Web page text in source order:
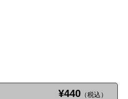
¥440 （税込）